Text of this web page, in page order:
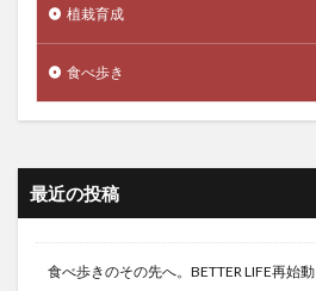
植栽育成
食べ歩き
最近の投稿
食べ歩きのその先へ。BETTER LIFE再始動